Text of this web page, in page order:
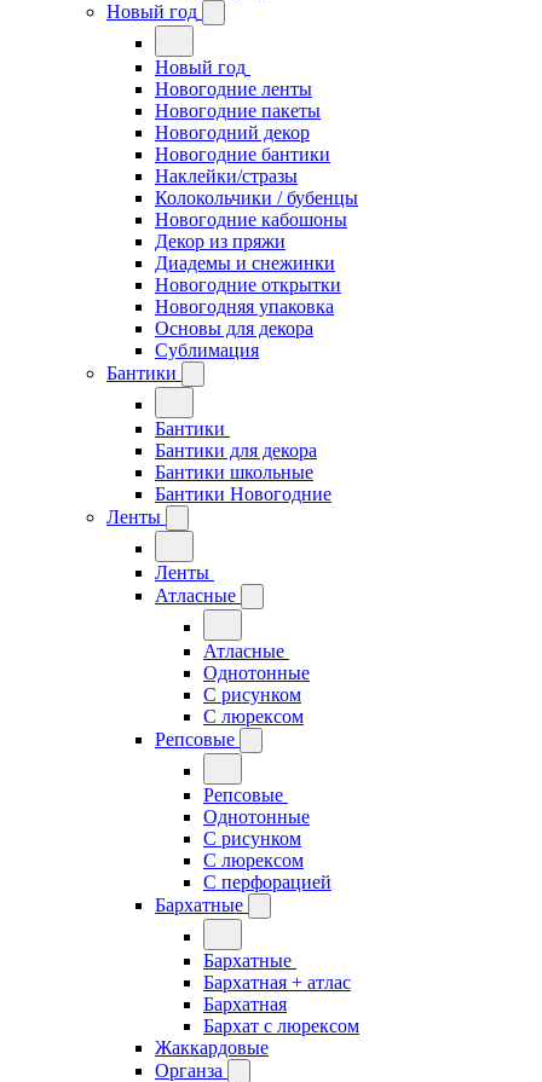
Новый год
Новый год
Новогодние ленты
Новогодние пакеты
Новогодний декор
Новогодние бантики
Наклейки/стразы
Колокольчики / бубенцы
Новогодние кабошоны
Декор из пряжи
Диадемы и снежинки
Новогодние открытки
Новогодняя упаковка
Основы для декора
Сублимация
Бантики
Бантики
Бантики для декора
Бантики школьные
Бантики Новогодние
Ленты
Ленты
Атласные
Атласные
Однотонные
С рисунком
С люрексом
Репсовые
Репсовые
Однотонные
С рисунком
С люрексом
С перфорацией
Бархатные
Бархатные
Бархатная + атлас
Бархатная
Бархат с люрексом
Жаккардовые
Органза